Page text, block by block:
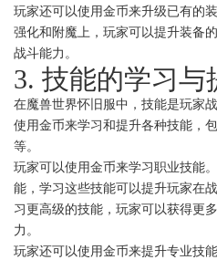
玩家还可以使用金币来升级已有的
强化和附魔上，玩家可以提升装备
战斗能力。
3. 技能的学习与
在魔兽世界怀旧服中，技能是玩家
使用金币来学习和提升各种技能，
等。
玩家可以使用金币来学习职业技能
能，学习这些技能可以提升玩家在
习更高级的技能，玩家可以获得更
力。
玩家还可以使用金币来提升专业技